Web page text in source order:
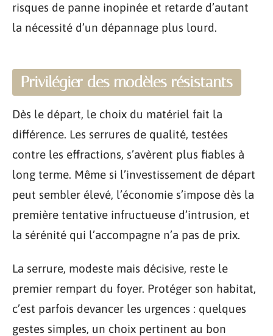
risques de panne inopinée et retarde d’autant
la nécessité d’un dépannage plus lourd.
Privilégier des modèles résistants
Dès le départ, le choix du matériel fait la
différence. Les serrures de qualité, testées
contre les effractions, s’avèrent plus fiables à
long terme. Même si l’investissement de départ
peut sembler élevé, l’économie s’impose dès la
première tentative infructueuse d’intrusion, et
la sérénité qui l’accompagne n’a pas de prix.
La serrure, modeste mais décisive, reste le
premier rempart du foyer. Protéger son habitat,
c’est parfois devancer les urgences : quelques
gestes simples, un choix pertinent au bon